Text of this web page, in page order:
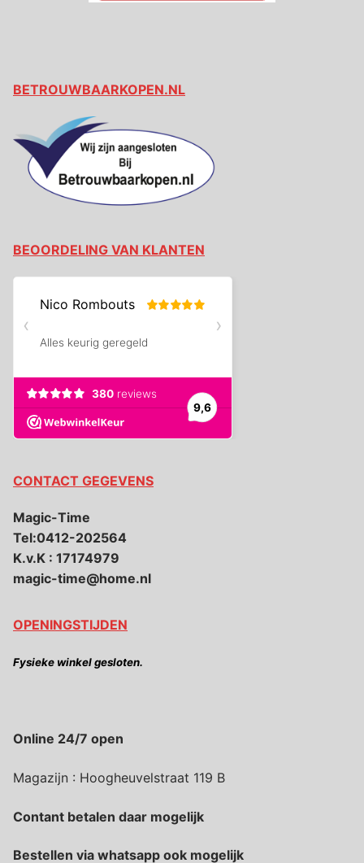
BETROUWBAARKOPEN.NL
BEOORDELING VAN KLANTEN
CONTACT GEGEVENS
Magic-Time
Tel:0412-202564
K.v.K : 17174979
magic-time@home.nl
OPENINGSTIJDEN
Fysieke winkel gesloten.
Online 24/7 open
Magazijn : Hoogheuvelstraat 119 B
Contant betalen daar mogelijk
Bestellen via whatsapp ook mogelijk